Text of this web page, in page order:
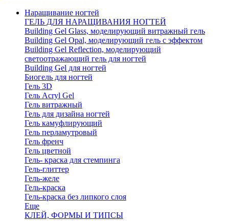
Наращивание ногтей
ГЕЛЬ ДЛЯ НАРАЩИВАНИЯ НОГТЕЙ
Building Gel Glass, моделирующий витражный гель
Building Gel Opal, моделирующий гель с эффектом
Building Gel Reflection, моделирующий
светоотражающий гель для ногтей
Building Gel для ногтей
Биогель для ногтей
Гель 3D
Гель Acryl Gel
Гель витражный
Гель для дизайна ногтей
Гель камуфлирующий
Гель перламутровый
Гель френч
Гель цветной
Гель- краска для стемпинга
Гель-глиттер
Гель-желе
Гель-краска
Гель-краска без липкого слоя
Еще
КЛЕЙ, ФОРМЫ И ТИПСЫ